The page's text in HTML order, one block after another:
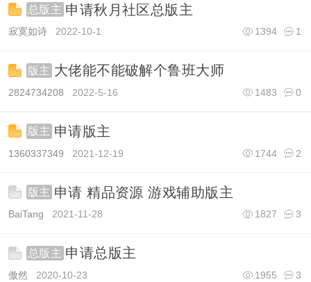
总版主 申请秋月社区总版主
寂寞如诗2022-10-1 1
1394
版主 大佬能不能破解个鲁班大师
2824734208 2022-5-16 0
1483
版主 申请版主
1360337349 2021-12-19 2
1744
版主 申请 精品资源 游戏辅助版主
BaiTang 2021-11-28 3
1827
总版主 申请总版主
傲然 2020-10-23 3
1955